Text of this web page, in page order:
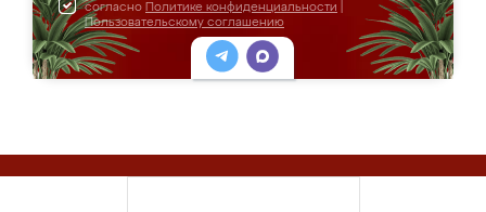
согласно Политике конфиденциальности
Пользовательскому соглашению